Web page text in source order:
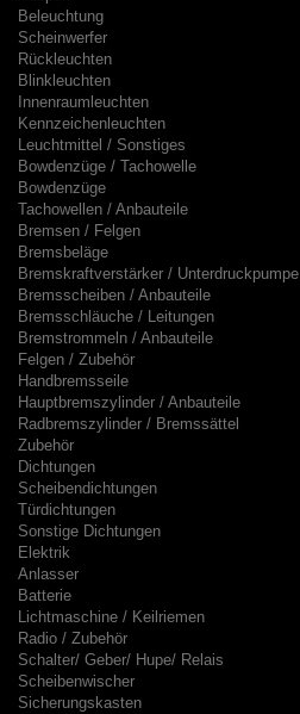
Beleuchtung
Scheinwerfer
Rückleuchten
Blinkleuchten
Innenraumleuchten
Kennzeichenleuchten
Leuchtmittel / Sonstiges
Bowdenzüge / Tachowelle
Bowdenzüge
Tachowellen / Anbauteile
Bremsen / Felgen
Bremsbeläge
Bremskraftverstärker / Unterdruckpumpe
Bremsscheiben / Anbauteile
Bremsschläuche / Leitungen
Bremstrommeln / Anbauteile
Felgen / Zubehör
Handbremsseile
Hauptbremszylinder / Anbauteile
Radbremszylinder / Bremssättel
Zubehör
Dichtungen
Scheibendichtungen
Türdichtungen
Sonstige Dichtungen
Elektrik
Anlasser
Batterie
Lichtmaschine / Keilriemen
Radio / Zubehör
Schalter/ Geber/ Hupe/ Relais
Scheibenwischer
Sicherungskasten